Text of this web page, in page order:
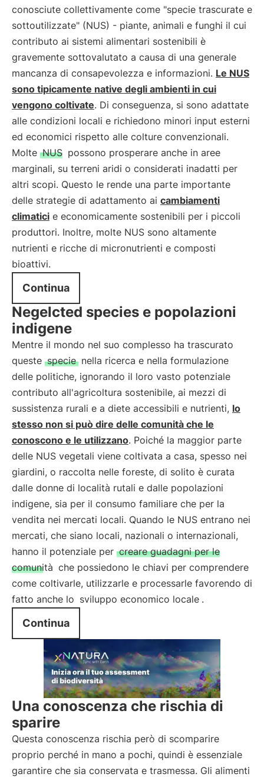
conosciute collettivamente come "specie trascurate e
sottoutilizzate" (NUS) - piante, animali e funghi il cui
contributo ai sistemi alimentari sostenibili è
gravemente sottovalutato a causa di una generale
mancanza di consapevolezza e informazioni. Le NUS
sono tipicamente native degli ambienti in cui
vengono coltivate. Di conseguenza, si sono adattate
alle condizioni locali e richiedono minori input esterni
ed economici rispetto alle colture convenzionali.
Molte NUS possono prosperare anche in aree
marginali, su terreni aridi o considerati inadatti per
altri scopi. Questo le rende una parte importante
delle strategie di adattamento ai cambiamenti
climatici e economicamente sostenibili per i piccoli
produttori. Inoltre, molte NUS sono altamente
nutrienti e ricche di micronutrienti e composti
bioattivi.
Continua
Negelcted species e popolazioni
indigene
Mentre il mondo nel suo complesso ha trascurato
queste specie nella ricerca e nella formulazione
delle politiche, ignorando il loro vasto potenziale
contributo all'agricoltura sostenibile, ai mezzi di
sussistenza rurali e a diete accessibili e nutrienti, lo
stesso non si può dire delle comunità che le
conoscono e le utilizzano. Poiché la maggior parte
delle NUS vegetali viene coltivata a casa, spesso nei
giardini, o raccolta nelle foreste, di solito è curata
dalle donne di località rutali e dalle popolazioni
indigene, sia per il consumo familiare che per la
vendita nei mercati locali. Quando le NUS entrano nei
mercati, che siano locali, nazionali o internazionali,
hanno il potenziale per creare guadagni per le
comunità che possiedono le chiavi per comprendere
come coltivarle, utilizzarle e processarle favorendo di
fatto anche lo sviluppo economico locale .
Continua
Una conoscenza che rischia di
sparire
Questa conoscenza rischia però di scomparire
proprio perché in mano a pochi, quindi è essenziale
garantire che sia conservata e trasmessa. Gli alimenti